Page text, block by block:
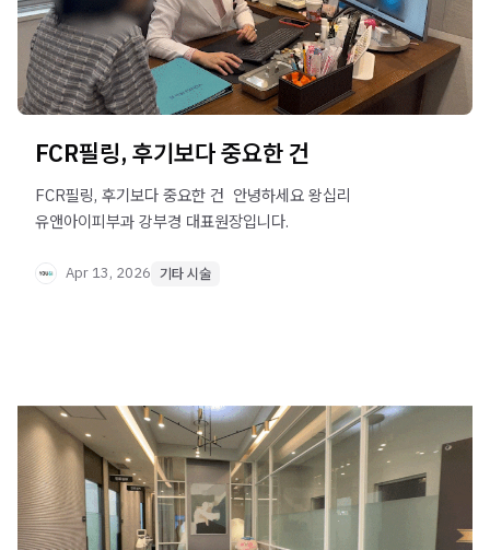
FCR필링, 후기보다 중요한 건
FCR필링, 후기보다 중요한 건 ​ 안녕하세요 왕십리
유앤아이피부과 강부경 대표원장입니다.
Apr 13, 2026 기타 시술